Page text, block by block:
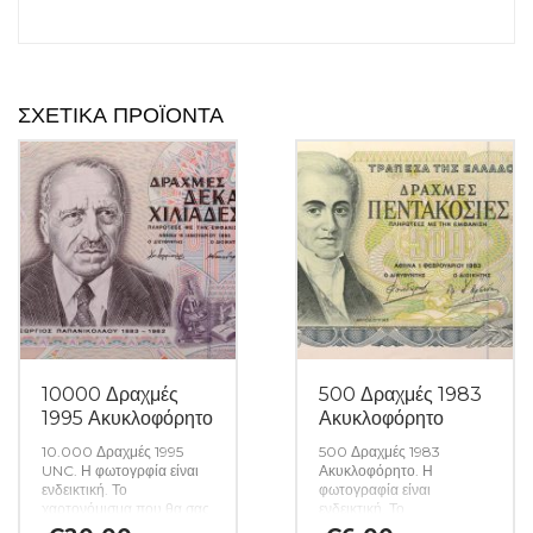
ΣΧΕΤΙΚΆ ΠΡΟΪΌΝΤΑ
10000 Δραχμές
1995 Ακυκλοφόρητο
10.000 Δραχμές 1995
UNC. Η φωτογρφία είναι
ενδεικτική. Το
χαρτονόμισμα που θα σας
αποσταλεί θα είναι σε
500 Δραχμές 1983
Ακυκλοφόρητο
500 Δραχμές 1983
Ακυκλοφόρητο. Η
φωτογραφία είναι
ενδεικτική. Το
χαρτονόμισμα που θα σας